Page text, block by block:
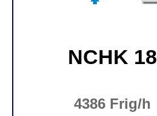
NCHK 18
4386 Frig/h